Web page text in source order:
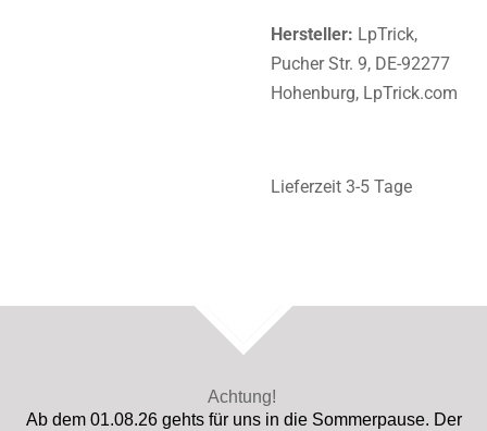
Hersteller: LpTrick,
Pucher Str. 9, DE-92277
Hohenburg, LpTrick.com
Lieferzeit 3-5 Tage
Achtung!
Ab dem 01.08.26 gehts für uns in die Sommerpause. Der